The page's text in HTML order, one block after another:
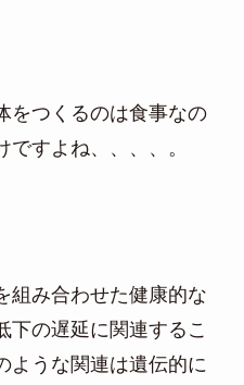
をつくるのは食事なの
すよね、、、、。
組み合わせた健康的な
下の遅延に関連するこ
ような関連は遺伝的に